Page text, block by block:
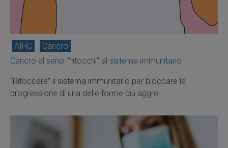
AIRC
Cancro
Cancro al seno: "ritocchi" al sistema immunitario
“Ritoccare” il sistema immunitario per bloccare la
progressione di una delle forme più aggre...